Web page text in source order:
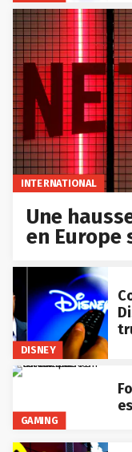
INTERNATIONAL
Une
en Europe
DISNEY
GAMING